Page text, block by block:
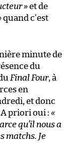
»et de
quand c’est
minute de
du
Final Four, à
en
et donc
priori oui : «
qu’il nous a
matchs. Je